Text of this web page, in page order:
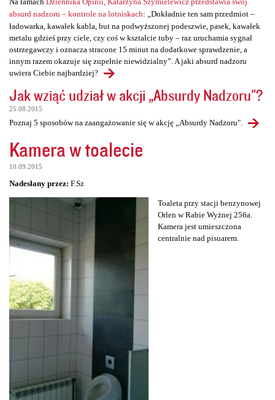
absurd nadzoru – kontrole na lotniskach: „Dokładnie ten sam przedmiot –
ładowarka, kawałek kabla, but na podwyższonej podeszwie, pasek, kawałek
metalu gdzieś przy ciele, czy coś w kształcie tuby – raz uruchamia sygnał
ostrzegawczy i oznacza stracone 15 minut na dodatkowe sprawdzenie, a
innym razem okazuje się zupełnie niewidzialny”. A jaki absurd nadzoru
uwiera Ciebie najbardziej?
Jak wziąć udział w akcji „Absurdy Nadzoru"?
25.08.2015
Poznaj 5 sposobów na zaangażowanie się w akcję „Absurdy Nadzoru".
Kamera w toalecie
10.09.2015
Nadesłany przez: F.Sz
Toaleta przy stacji benzynowej
Orlen w Rabie Wyżnej 256a.
Kamera jest umieszczona
centralnie nad pisuarem.